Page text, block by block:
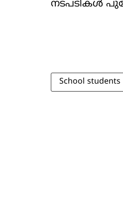
നടപടികൾ
School students